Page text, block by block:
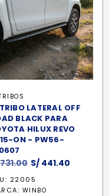
LATERAL OFF
BLACK PARA
HILUX REVO
ON - PW56-
El
precio
original
S/ 441.40
22005
WINBO